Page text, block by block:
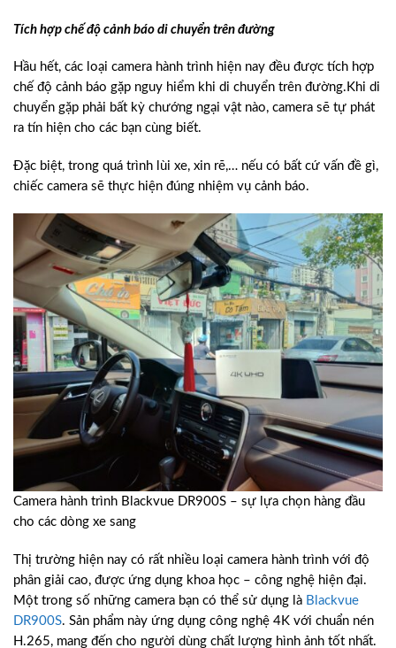
Tích hợp chế độ cảnh báo di chuyển trên đường
Hầu hết, các loại camera hành trình hiện nay đều được tích hợp
chế độ cảnh báo gặp nguy hiểm khi di chuyển trên đường.Khi di
chuyển gặp phải bất kỳ chướng ngại vật nào, camera sẽ tự phát
ra tín hiện cho các bạn cùng biết.
Đặc biệt, trong quá trình lùi xe, xin rẽ,… nếu có bất cứ vấn đề gì,
chiếc camera sẽ thực hiện đúng nhiệm vụ cảnh báo.
Camera hành trình Blackvue DR900S – sự lựa chọn hàng đầu
cho các dòng xe sang
Thị trường hiện nay có rất nhiều loại camera hành trình với độ
phân giải cao, được ứng dụng khoa học – công nghệ hiện đại.
Một trong số những camera bạn có thể sử dụng là Blackvue
DR900S. Sản phẩm này ứng dụng công nghệ 4K với chuẩn nén
H.265, mang đến cho người dùng chất lượng hình ảnh tốt nhất.